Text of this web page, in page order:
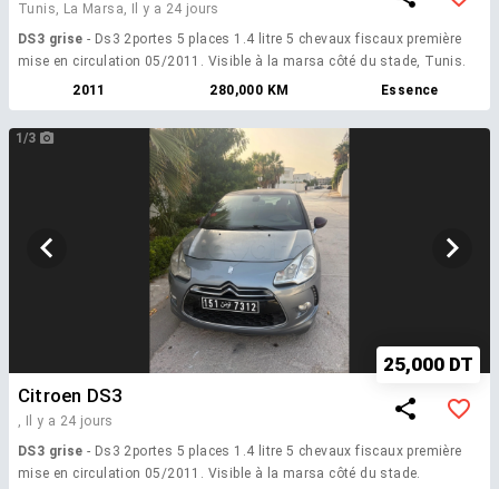
Tunis, La Marsa,
Il y a 24 jours
DS3 grise - Ds3 2portes 5 places 1.4 litre 5 chevaux fiscaux première
mise en circulation 05/2011. Visible à la marsa côté du stade, Tunis.
2011
280,000 KM Essence
1/3
25,000 DT
Citroen DS3
,
Il y a 24 jours
DS3 grise - Ds3 2portes 5 places 1.4 litre 5 chevaux fiscaux première
mise en circulation 05/2011. Visible à la marsa côté du stade.